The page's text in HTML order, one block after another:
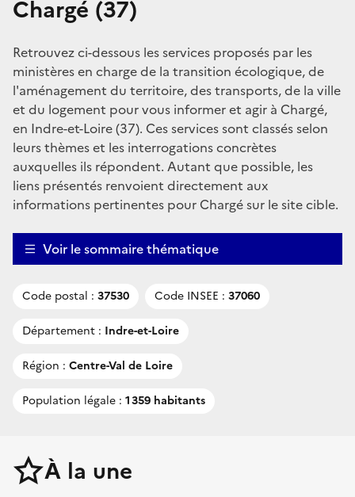
Chargé (37)
Retrouvez ci-dessous les services proposés par les
ministères en charge de la transition écologique, de
l'aménagement du territoire, des transports, de la ville
et du logement pour vous informer et agir à Chargé,
en Indre-et-Loire (37). Ces services sont classés selon
leurs thèmes et les interrogations concrètes
auxquelles ils répondent. Autant que possible, les
liens présentés renvoient directement aux
informations pertinentes pour Chargé sur le site cible.
Voir le sommaire thématique
Code postal : 37530 Code INSEE : 37060
Département : Indre-et-Loire
Région : Centre-Val de Loire
Population légale : 1 359 habitants
À la une